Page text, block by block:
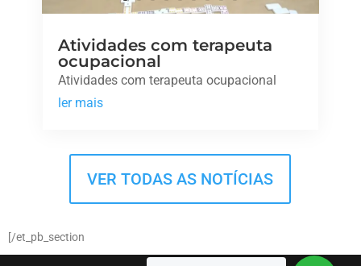
Atividades com terapeuta
ocupacional
Atividades com terapeuta ocupacional
ler mais
VER TODAS AS NOTÍCIAS
[/et_pb_section